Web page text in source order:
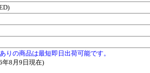
りの商品は最短即日出荷可能です。
年8月9日現在)